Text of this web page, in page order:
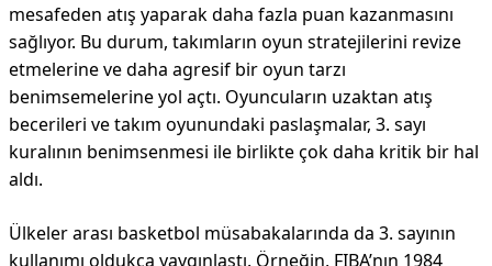
mesafeden atış yaparak daha fazla puan kazanmasını
sağlıyor. Bu durum, takımların oyun stratejilerini revize
etmelerine ve daha agresif bir oyun tarzı
benimsemelerine yol açtı. Oyuncuların uzaktan atış
becerileri ve takım oyunundaki paslaşmalar, 3. sayı
kuralının benimsenmesi ile birlikte çok daha kritik bir hal
aldı.
Ülkeler arası basketbol müsabakalarında da 3. sayının
kullanımı oldukça yaygınlaştı. Örneğin, FIBA’nın 1984